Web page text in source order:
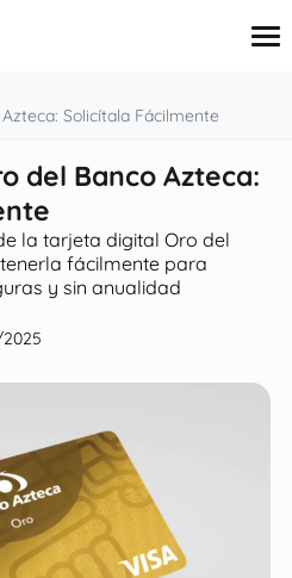
Solicítala Fácilmente
del Banco Azteca:
la tarjeta digital Oro del
fácilmente para
y sin anualidad